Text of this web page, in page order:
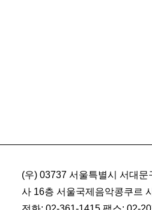
(우) 03737 서울특별시 서대문
사 16층 서울국제음악콩쿠르